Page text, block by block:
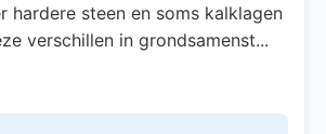
hardere steen en soms kalklagen
verschillen in grondsamenst...